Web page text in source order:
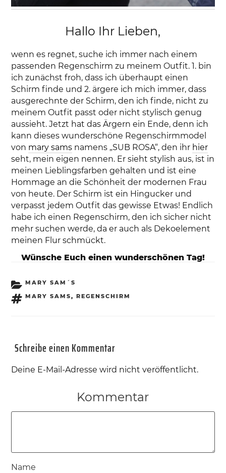
Hallo Ihr Lieben,
wenn es regnet, suche ich immer nach einem
passenden Regenschirm zu meinem Outfit. 1. bin
ich zunächst froh, dass ich überhaupt einen
Schirm finde und 2. ärgere ich mich immer, dass
ausgerechnte der Schirm, den ich finde, nicht zu
meinem Outfit passt oder nicht stylisch genug
aussieht. Jetzt hat das Ärgern ein Ende, denn ich
kann dieses wunderschöne Regenschirmmodel
von mary sams namens „SUB ROSA“, den ihr hier
seht, mein eigen nennen. Er sieht stylish aus, ist in
meinen Lieblingsfarben gehalten und ist eine
Hommage an die Schönheit der modernen Frau
von heute. Der Schirm ist ein Hingucker und
verpasst jedem Outfit das gewisse Etwas! Endlich
habe ich einen Regenschirm, den ich sicher nicht
mehr suchen werde, da er auch als Dekoelement
meinen Flur schmückt.
Wünsche Euch einen wunderschönen Tag!
KATEGORIEN
MARY SAM´S
SCHLAGWÖRTER
MARY SAMS, REGENSCHIRM
Schreibe einen Kommentar
Deine E-Mail-Adresse wird nicht veröffentlicht.
Kommentar
Name